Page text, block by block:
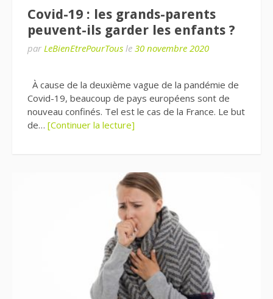
Covid-19 : les grands-parents
peuvent-ils garder les enfants ?
par LeBienEtrePourTous le 30 novembre 2020
À cause de la deuxième vague de la pandémie de
Covid-19, beaucoup de pays européens sont de
nouveau confinés. Tel est le cas de la France. Le but
de… [Continuer la lecture]